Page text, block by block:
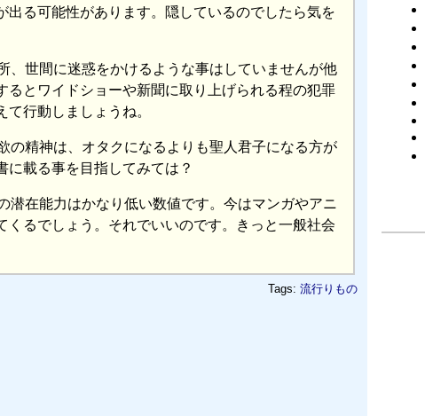
る可能性があります。隠しているのでしたら気を
、世間に迷惑をかけるような事はしていませんが他
とワイドショーや新聞に取り上げられる程の犯罪
行動しましょうね。
の精神は、オタクになるよりも聖人君子になる方が
に載る事を目指してみては？
潜在能力はかなり低い数値です。今はマンガやアニ
るでしょう。それでいいのです。きっと一般社会
Tags: 流行りもの